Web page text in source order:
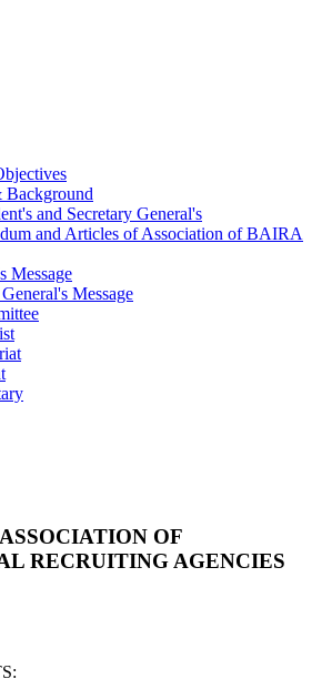
and Secretary General's
and Articles of Association of BAIRA
Message
Message
OF
RECRUITING AGENCIES